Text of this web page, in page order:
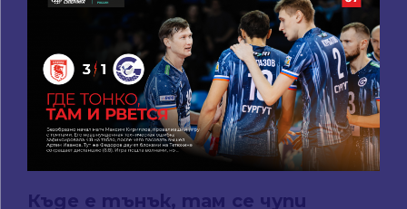
Къде е тънък, там се чупи